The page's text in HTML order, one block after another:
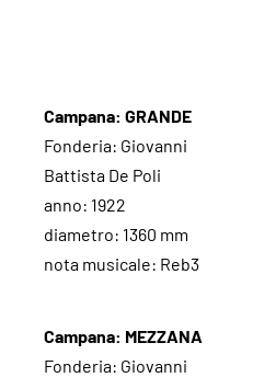
Campana: GRANDE
Fonderia: Giovanni
Battista De Poli
anno: 1922
diametro: 1360 mm
nota musicale: Reb3
Campana: MEZZANA
Fonderia: Giovanni